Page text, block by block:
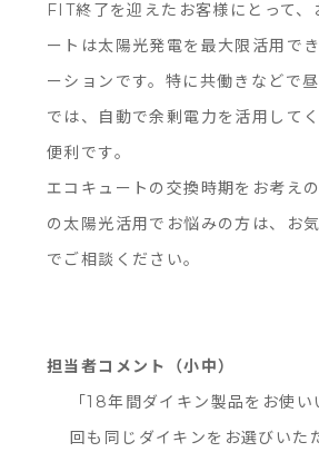
FIT終了を迎えたお客様にとって、
ートは太陽光発電を最大限活用で
ーションです。特に共働きなどで
では、自動で余剰電力を活用して
便利です。
エコキュートの交換時期をお考え
の太陽光活用でお悩みの方は、お
でご相談ください。
担当者コメント（小中）
「18年間ダイキン製品をお使い
回も同じダイキンをお選びいた